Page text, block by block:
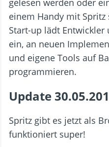
gelesen werden oder
einem Handy mit
Start-up lädt
ein, an neuen
und eigene Tools auf
programmieren.
Update
Spritz gibt es jetzt als
funktioniert super!